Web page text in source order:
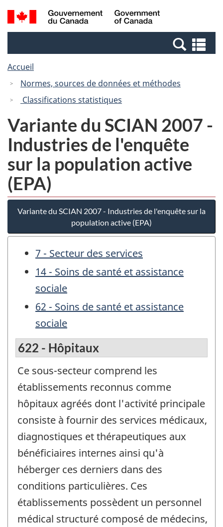
Passer
au
Passer
au
Passer
à
Canada
Recherche
et
et
Accueil
Normes, sources de données et méthodes
Classifications statistiques
Variante du SCIAN 2007 -
Industries de l'enquête
sur la population active
(EPA)
Variante du SCIAN 2007 - Industries de l'enquête sur la
population active (EPA)
7 - Secteur des services
14 - Soins de santé et assistance
sociale
62 - Soins de santé et assistance
sociale
622 - Hôpitaux
Ce sous-secteur comprend les
établissements reconnus comme
hôpitaux agréés dont l'activité principale
consiste à fournir des services médicaux,
diagnostiques et thérapeutiques aux
bénéficiaires internes ainsi qu'à
héberger ces derniers dans des
conditions particulières. Ces
établissements possèdent un personnel
médical structuré composé de médecins,